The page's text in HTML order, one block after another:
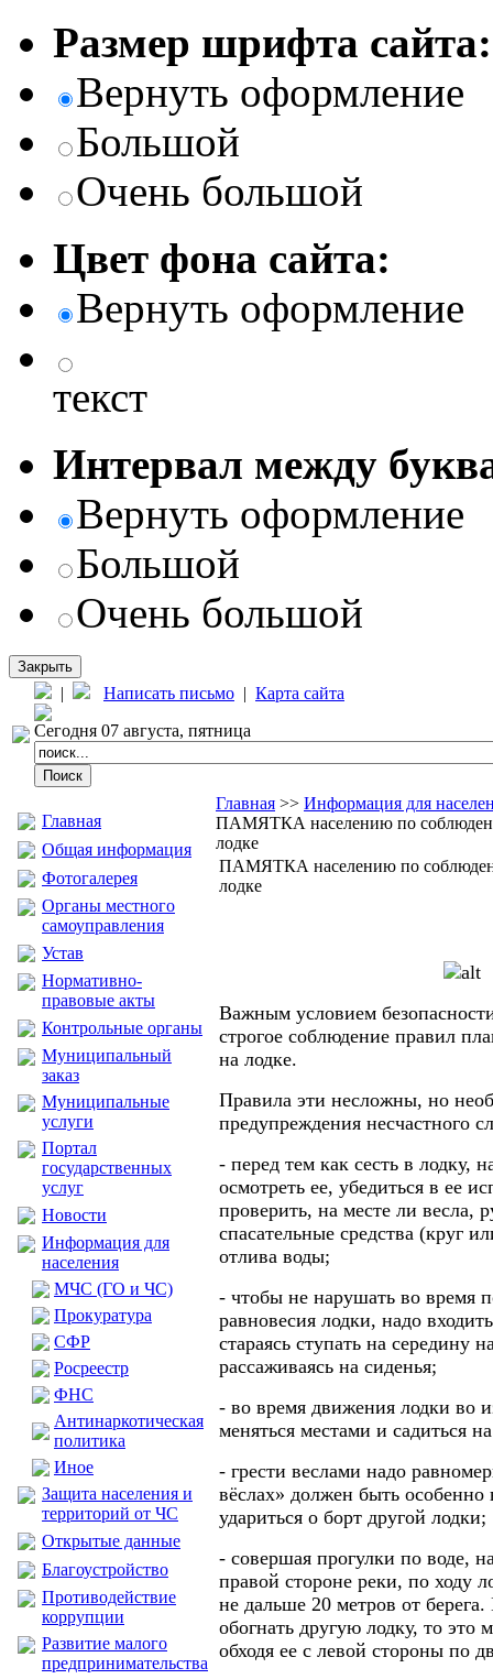
Размер шрифта сайта:
Вернуть оформление
Большой
Очень большой
Цвет фона сайта:
Вернуть оформление
текст
Интервал между
Вернуть оформление
Большой
Очень большой
Закрыть
| Написать письмо | Карта сайта
Сегодня 07 августа, пятница
Главная
Общая информация
Фотогалерея
Органы местного
самоуправления
Устав
Нормативно-
правовые акты
Контрольные органы
Муниципальный
заказ
Муниципальные
услуги
Портал
государственных
услуг
Новости
Информация для
населения
МЧС (ГО и ЧС)
Прокуратура
CФР
Росреестр
ФНС
Антинаркотическая
политика
Иное
Защита населения и
территорий от ЧС
Открытые данные
Благоустройство
Противодействие
коррупции
Развитие малого
предпринимательства
Главная >> Информация для
ПАМЯТКА населению по
лодке
ПАМЯТКА населению по
лодке
Важным условием
строгое соблюдение правил
на лодке.
Правила эти несложны, но
предупреждения несчастного
- перед тем как сесть в лодку,
осмотреть ее, убедиться в ее
проверить, на месте ли весла,
спасательные средства (круг
отлива воды;
- чтобы не нарушать во время
равновесия лодки, надо
стараясь ступать на середину
рассаживаясь на сиденья;
- во время движения лодки во
меняться местами и садиться
- грести веслами надо
вёслах» должен быть
удариться о борт другой лодки;
- совершая прогулки по воде,
правой стороне реки, по ходу
не дальше 20 метров от
обогнать другую лодку, то это
обходя ее с левой стороны по